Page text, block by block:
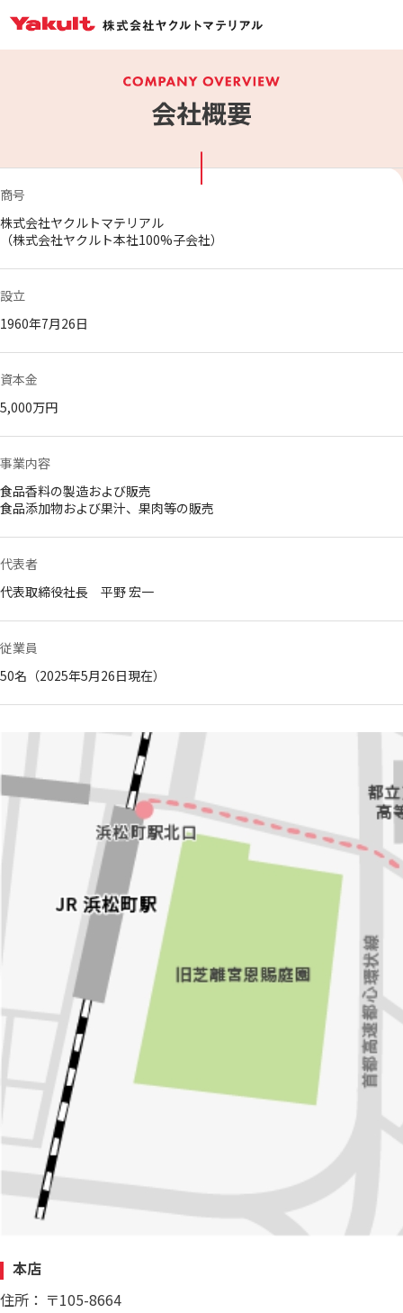
会社概要
商号
株式会社ヤクルトマテリアル
（株式会社ヤクルト本社100%子会社）
設立
1960年7月26日
資本金
5,000万円
事業内容
食品香料の製造および販売
食品添加物および果汁、果肉等の販売
代表者
代表取締役社長 平野 宏一
従業員
50名（2025年5月26日現在）
本店
住所： 〒105-8664